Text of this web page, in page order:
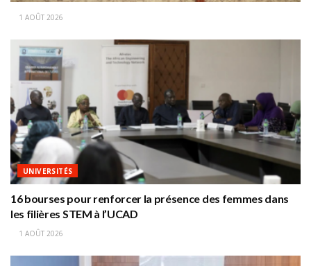
1 AOÛT 2026
UNIVERSITÉS
16 bourses pour renforcer la présence des femmes dans
les filières STEM à l’UCAD
1 AOÛT 2026